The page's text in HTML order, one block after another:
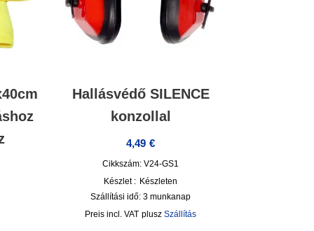
Hallásvédő SILENCE
konzollal
4,49 €
Cikkszám: V24-GS1
Készlet : Készleten
Szállítási idő:3 munkanap
incl. VAT pluszSzállítás